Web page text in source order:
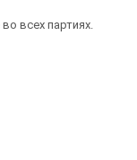
всех партиях.